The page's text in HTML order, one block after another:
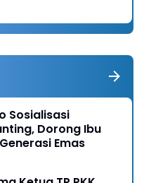
Sosialisasi
Dorong Ibu
Emas